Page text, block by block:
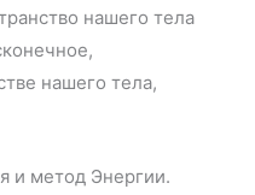
нашего тела
нашего тела,
и метод Энергии.